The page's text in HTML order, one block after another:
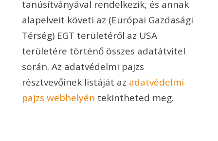
tanúsítványával rendelkezik, és annak
alapelveit követi az (Európai Gazdasági
Térség) EGT területéről az USA
területére történő összes adatátvitel
során. Az adatvédelmi pajzs
résztvevőinek listáját az adatvédelmi
pajzs webhelyén tekintheted meg.